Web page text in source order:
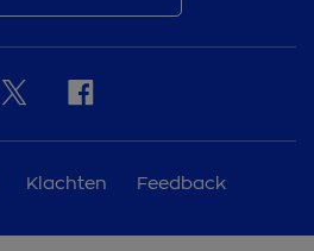
Klachten Feedback